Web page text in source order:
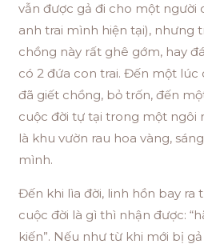
vẫn được gả đi cho một người
anh trai mình hiện tại), nhưng
chồng này rất ghê gớm, hay
có 2 đứa con trai. Đến một lúc
đã giết chồng, bỏ trốn, đến
cuộc đời tự tại trong một ngôi
là khu vườn rau hoa vàng,
mình.
Đến khi lìa đời, linh hồn bay ra
cuộc đời là gì thì nhận được:
kiến”. Nếu như từ khi mới bị